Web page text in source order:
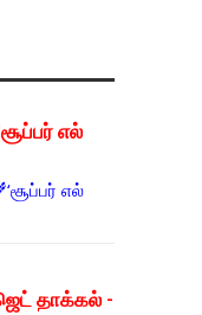
எல்
எல்
தாக்கல் -